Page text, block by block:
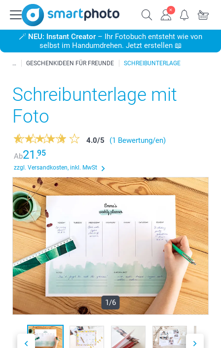
🪄 NEU: Instant Creator – Ihr Fotobuch entsteht wie von
selbst im Handumdrehen. Jetzt erstellen 📖
GESCHENKIDEEN FÜR FREUNDE SCHREIBUNTERLAGE
Schreibunterlage mit
Foto
4.0/5
(1 Bewertung/en)
Ab21.95
zzgl. Versandkosten, inkl. MwSt
1/6